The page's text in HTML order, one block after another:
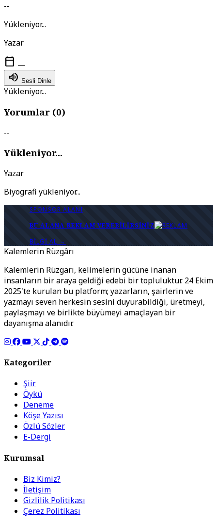
--
Yükleniyor...
Yazar
calendar_today —
volume_up Sesli Dinle
Yükleniyor...
Yorumlar (0)
--
Yükleniyor...
Yazar
Biyografi yükleniyor...
SPONSOR ALANI
BU ALANA REKLAM VEREBILIRSINIZ
BILGI AL →
Kalemlerin Rüzgârı
Kalemlerin Rüzgarı, kelimelerin gücüne inanan
insanların bir araya geldiği edebi bir topluluktur. 24 Ekim
2025'te kurulan bu platform; yazarların, şairlerin ve
yazmayı seven herkesin sesini duyurabildiği, üretmeyi,
paylaşmayı ve birlikte büyümeyi amaçlayan bir
dayanışma alanıdır.
Kategoriler
Şiir
Öykü
Deneme
Köşe Yazısı
Özlü Sözler
E-Dergi
Kurumsal
Biz Kimiz?
İletişim
Gizlilik Politikası
Çerez Politikası